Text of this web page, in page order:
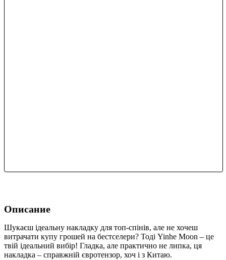
Описание
Шукаєш ідеальну накладку для топ-спінів, але не хочеш
витрачати купу грошей на бестселери? Тоді Yinhe Moon – це
твій ідеальний вибір! Гладка, але практично не липка, ця
накладка – справжній євротензор, хоч і з Китаю.